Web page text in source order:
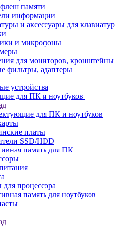
памяти
информации
и аксессуары для клавиатур
и микрофоны
для мониторов, кронштейны
фильтры, адаптеры
устройства
для ПК и ноутбуков
для ПК и ноутбуков
платы
SSD/HDD
память для ПК
для процессора
память для ноутбуков